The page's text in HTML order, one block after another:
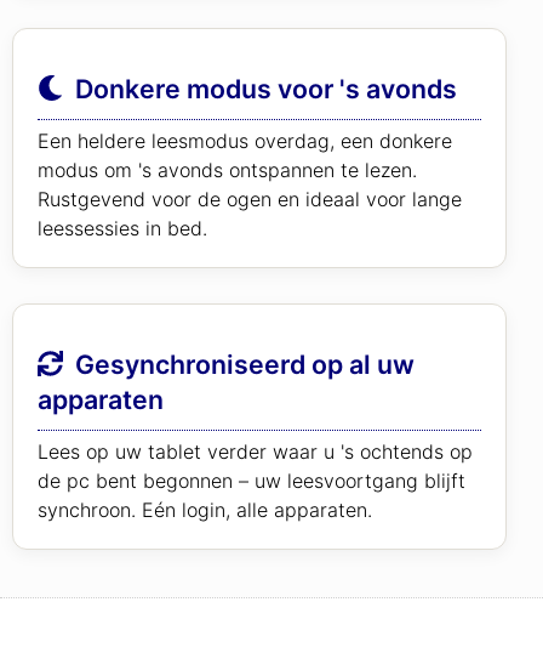
Donkere modus voor 's avonds
Een heldere leesmodus overdag, een donkere
modus om 's avonds ontspannen te lezen.
Rustgevend voor de ogen en ideaal voor lange
leessessies in bed.
Gesynchroniseerd op al uw
apparaten
Lees op uw tablet verder waar u 's ochtends op
de pc bent begonnen – uw leesvoortgang blijft
synchroon. Eén login, alle apparaten.